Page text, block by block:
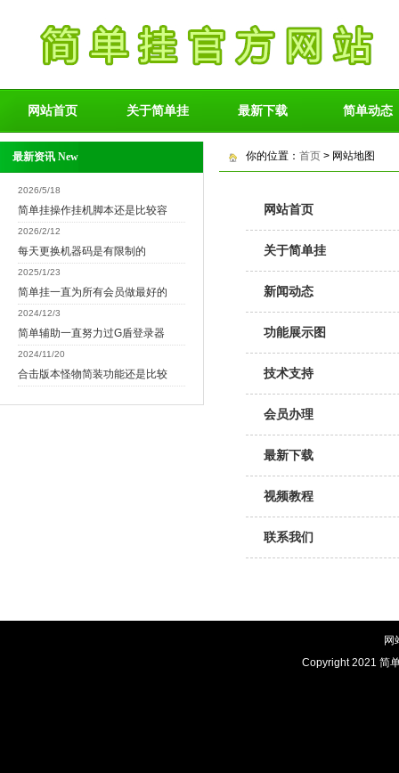
网站首页 关于简单挂 最新下载 简单动态
最新资讯 New
2026/5/18
简单挂操作挂机脚本还是比较容
2026/2/12
每天更换机器码是有限制的
2025/1/23
简单挂一直为所有会员做最好的
2024/12/3
简单辅助一直努力过G盾登录器
2024/11/20
合击版本怪物简装功能还是比较
你的位置： 首页 > 网站地图
网站首页
关于简单挂
新闻动态
功能展示图
技术支持
会员办理
最新下载
视频教程
联系我们
网
Copyright 2021 简